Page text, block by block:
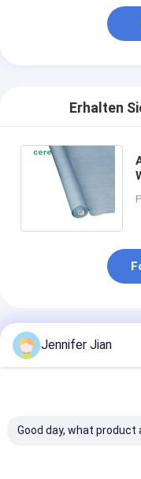
Erhalten
Empfohlene
Jennifer Jian
Good day, what product